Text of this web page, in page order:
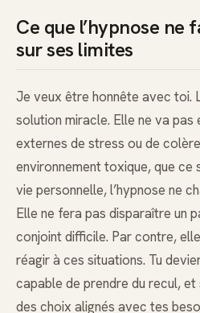
Ce que l’hypnose ne
sur ses limites
Je veux être honnête avec toi.
solution miracle. Elle ne va
externes de stress ou de
environnement toxique, que ce
vie personnelle, l’hypnose ne
Elle ne fera pas disparaître un
conjoint difficile. Par contre,
réagir à ces situations. Tu
capable de prendre du recul,
des choix alignés avec tes